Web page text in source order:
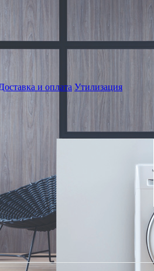
и оплата Утилизация